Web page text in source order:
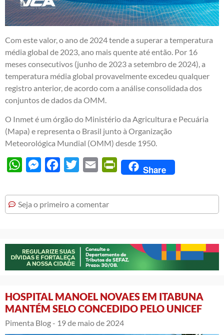
Com este valor, o ano de 2024 tende a superar a temperatura
média global de 2023, ano mais quente até então. Por 16
meses consecutivos (junho de 2023 a setembro de 2024), a
temperatura média global provavelmente excedeu qualquer
registro anterior, de acordo com a análise consolidada dos
conjuntos de dados da OMM.
O Inmet é um órgão do Ministério da Agricultura e Pecuária
(Mapa) e representa o Brasil junto à Organização
Meteorológica Mundial (OMM) desde 1950.
WhatsAppMessengerFacebook
Twitter Email PrintFriendly
Share
Seja o primeiro a comentar
HOSPITAL MANOEL NOVAES EM ITABUNA
MANTÉM SELO CONCEDIDO PELO UNICEF
Pimenta Blog - 19 de maio de 2024